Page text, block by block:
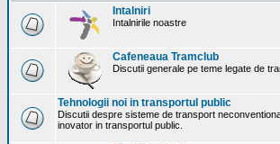
Intalniri
Intalnirile noastre
Cafeneaua Tramclub
Discutii generale pe teme legate de
Tehnologii noi in transportul public
Discutii despre sisteme de transport
inovator in transportul public.